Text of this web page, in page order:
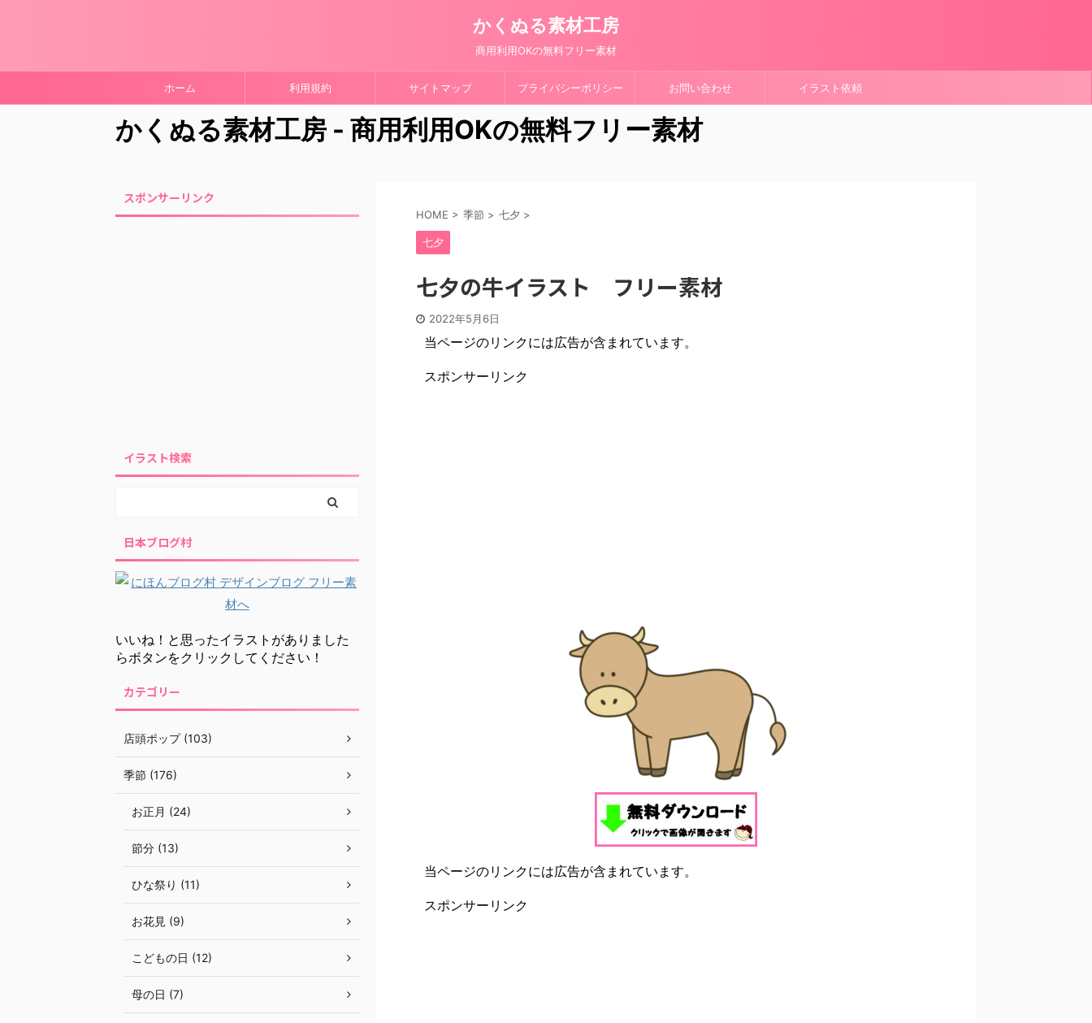
かくぬる素材工房
商用利用OKの無料フリー素材
ホーム 利用規約 サイトマップ プライバシーポリシー お問い合わせ イラスト依頼
かくぬる素材工房 - 商用利用OKの無料フリー素材
HOME > 季節 > 七夕 >
七夕
七夕の牛イラスト フリー素材
2022年5月6日
当ページのリンクには広告が含まれています。
スポンサーリンク
当ページのリンクには広告が含まれています。
スポンサーリンク
スポンサーリンク
イラスト検索
日本ブログ村
いいね！と思ったイラストがありました
らボタンをクリックしてください！
カテゴリー
店頭ポップ (103)
季節 (176)
お正月 (24)
節分 (13)
ひな祭り (11)
お花見 (9)
こどもの日 (12)
母の日 (7)